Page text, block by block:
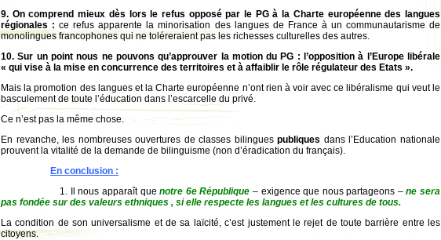
9. On comprend mieux dès lors le refus opposé par le PG à la Charte européenne des langues
régionales : ce refus apparente la minorisation des langues de France à un communautarisme de
monolingues francophones qui ne toléreraient pas les richesses culturelles des autres.
10. Sur un point nous ne pouvons qu’approuver la motion du PG : l’opposition à l’Europe libérale
« qui vise à la mise en concurrence des territoires et à affaiblir le rôle régulateur des Etats ».
Mais la promotion des langues et la Charte européenne n’ont rien à voir avec ce libéralisme qui veut le
basculement de toute l’éducation dans l’escarcelle du privé.
Ce n’est pas la même chose.
En revanche, les nombreuses ouvertures de classes bilinguespubliques dans l’Education nationale
prouvent la vitalité de la demande de bilinguisme (non d’éradication du français).
En conclusion :
1. Il nous apparaît quenotre 6e République – exigence que nous partageons –ne sera
pas fondée sur des valeurs ethniques , si elle respecte les langues et les cultures de tous.
La condition de son universalisme et de sa laïcité, c’est justement le rejet de toute barrière entre les
citoyens.